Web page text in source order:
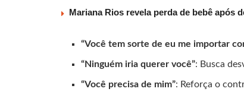
Mariana Rios revela perda de bebê após
“Você tem sorte de eu me importar
“Ninguém iria querer você”: Busca
“Você precisa de mim”: Reforça o